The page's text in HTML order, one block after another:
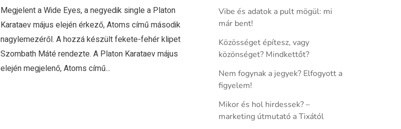
Megjelent a Wide Eyes, a negyedik single a Platon
Karataev május elején érkező, Atoms című második
nagylemezéről. A hozzá készült fekete-fehér klipet
Szombath Máté rendezte. A Platon Karataev május
elején megjelenő, Atoms című...
Vibe és adatok a pult mögül: mi
már bent!
Közösséget építesz, vagy
közönséget? Mindkettőt?
Nem fogynak a jegyek? Elfogyott a
figyelem!
Mikor és hol hirdessek? –
marketing útmutató a Tixától